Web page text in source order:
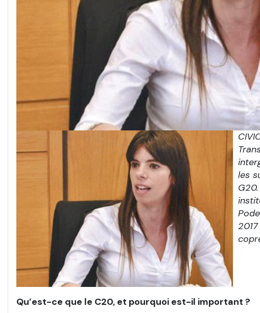
les
Qu’est-ce que le C20, et pourquoi est-il important ?